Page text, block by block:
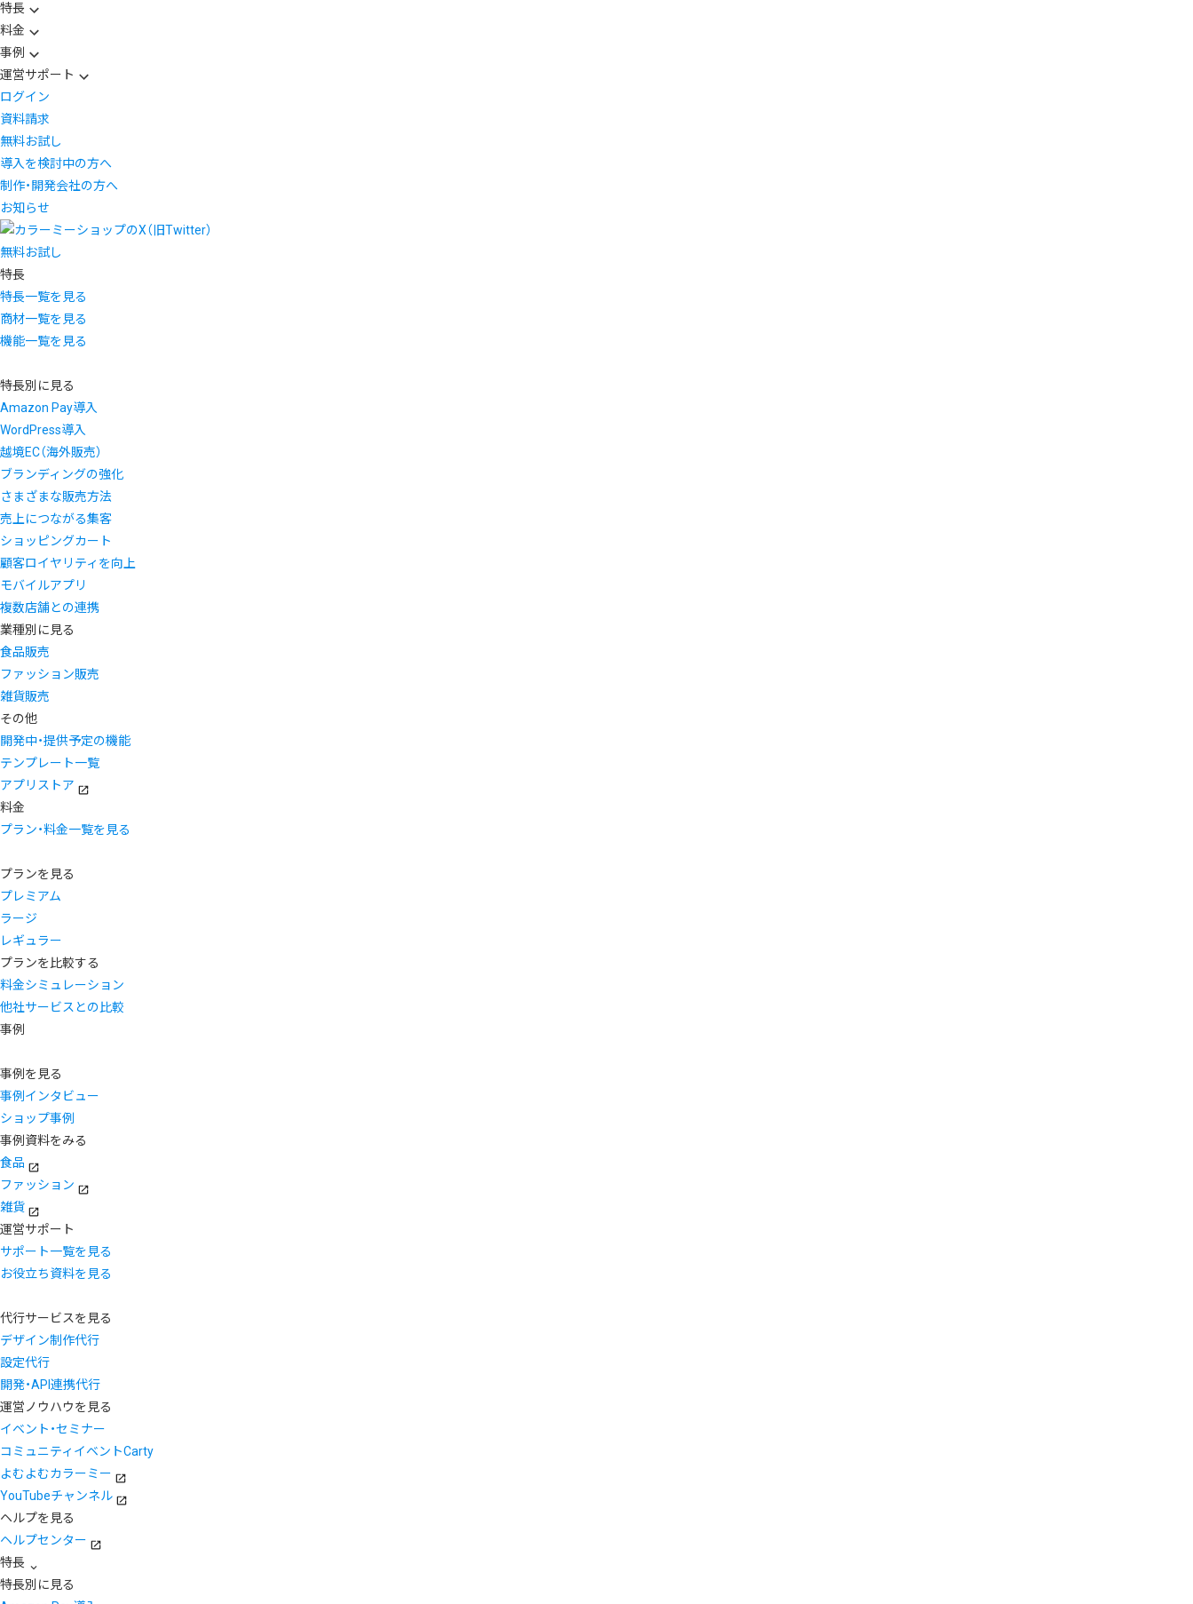
特長
料金
事例
運営サポート
ログイン
資料請求
無料お試し
導入を検討中の方へ
制作・開発会社の方へ
お知らせ
無料お試し
特長
特長一覧を見る
商材一覧を見る
機能一覧を見る
特長別に見る
Amazon Pay導入
WordPress導入
越境EC（海外販売）
ブランディングの強化
さまざまな販売方法
売上につながる集客
ショッピングカート
顧客ロイヤリティを向上
モバイルアプリ
複数店舗との連携
業種別に見る
食品販売
ファッション販売
雑貨販売
その他
開発中・提供予定の機能
テンプレート一覧
アプリストア
料金
プラン・料金一覧を見る
プランを見る
プレミアム
ラージ
レギュラー
プランを比較する
料金シミュレーション
他社サービスとの比較
事例
事例を見る
事例インタビュー
ショップ事例
事例資料をみる
食品
ファッション
雑貨
運営サポート
サポート一覧を見る
お役立ち資料を見る
代行サービスを見る
デザイン制作代行
設定代行
開発・API連携代行
運営ノウハウを見る
イベント・セミナー
コミュニティイベントCarty
よむよむカラーミー
YouTubeチャンネル
ヘルプを見る
ヘルプセンター
特長
特長別に見る